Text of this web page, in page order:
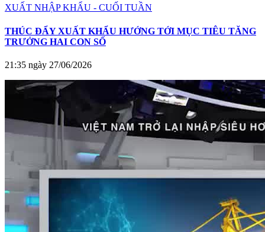
XUẤT NHẬP KHẨU - CUỐI TUẦN
THÚC ĐẨY XUẤT KHẨU HƯỚNG TỚI MỤC TIÊU TĂNG
TRƯỞNG HAI CON SỐ
21:35 ngày 27/06/2026